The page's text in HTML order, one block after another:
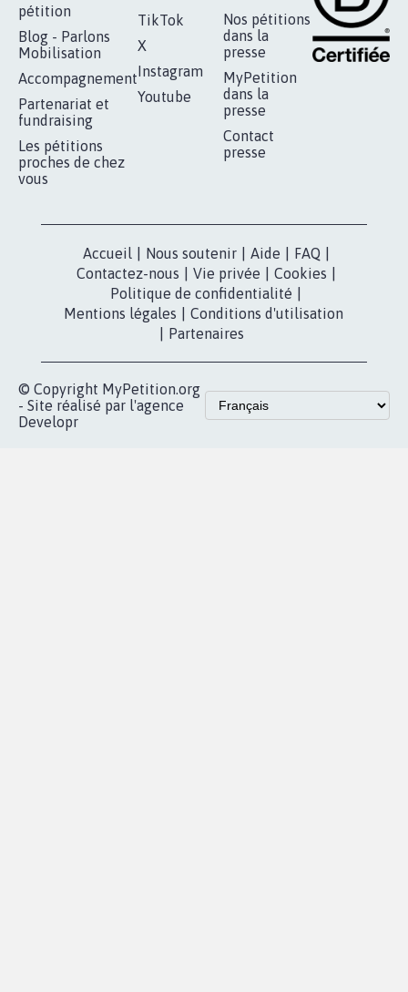
pétition
Blog - Parlons
Mobilisation
Accompagnement
Partenariat et
fundraising
Les pétitions
proches de chez
vous
TikTok
X
Instagram
Youtube
Nos pétitions
dans la
presse
MyPetition
dans la
presse
Contact
presse
Accueil Nous soutenir Aide FAQ
Contactez-nous
Vie privée Cookies
Politique de confidentialité
Mentions légales
Conditions d'utilisation
Partenaires
© Copyright MyPetition.org
- Site réalisé par l'agence
Developr